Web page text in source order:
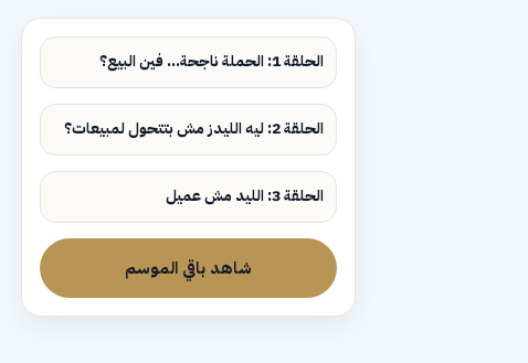
الحلقة 1: الحملة ناجحة... فين البيع؟
الحلقة 2: ليه الليدز مش بتتحول لمبيعات؟
الحلقة 3: الليد مش عميل
شاهد باقي الموسم